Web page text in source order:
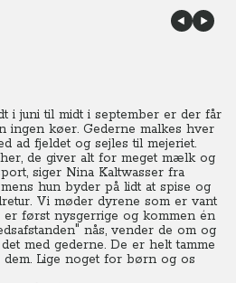
i juni til midt i september er der får
ingen køer. Gederne malkes hver
ad fjeldet og sejles til mejeriet.
de giver alt for meget mælk og
siger Nina Kaltwasser fra
hun byder på lidt at spise og
Vi møder dyrene som er vant
er først nysgerrige og kommen én
nås, vender de om og
med gederne. De er helt tamme
Lige noget for børn og os